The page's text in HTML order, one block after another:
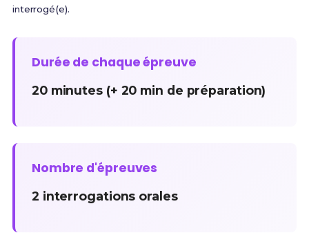
interrogé(e).
Durée de chaque épreuve
20 minutes (+ 20 min de préparation)
Nombre d'épreuves
2 interrogations orales